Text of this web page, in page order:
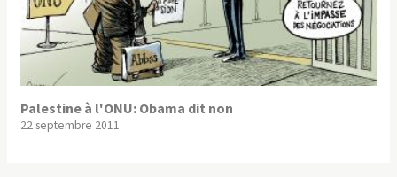
Palestine à l'ONU: Obama dit non
22 septembre 2011